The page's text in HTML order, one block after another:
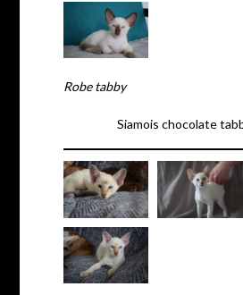
Robe tabby
Siamois chocolate